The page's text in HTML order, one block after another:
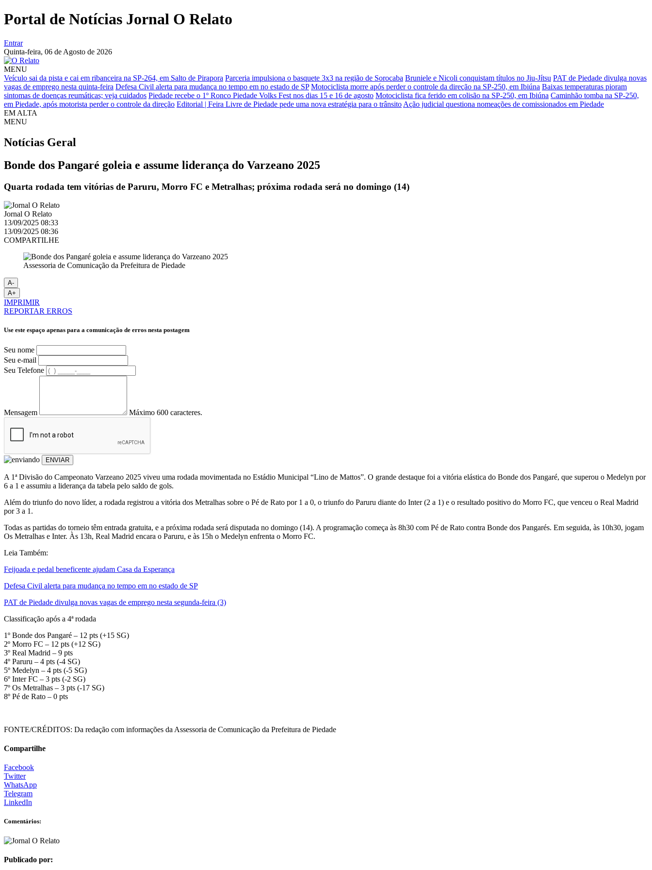
Portal de Notícias Jornal O Relato
Entrar
Quinta-feira, 06 de Agosto de 2026
MENU
Veículo sai da pista e cai em ribanceira na SP-264, em Salto de Pirapora Parceria impulsiona o basquete 3x3 na região de Sorocaba Bruniele e Nicoli conquistam títulos no Jiu-Jítsu PAT de Piedade divulga novas
vagas de emprego nesta quinta-feira Defesa Civil alerta para mudança no tempo em no estado de SP Motociclista morre após perder o controle da direção na SP-250, em Ibiúna Baixas temperaturas pioram
sintomas de doenças reumáticas; veja cuidados Piedade recebe o 1º Ronco Piedade Volks Fest nos dias 15 e 16 de agosto Motociclista fica ferido em colisão na SP-250, em Ibiúna Caminhão tomba na SP-250,
em Piedade, após motorista perder o controle da direção Editorial | Feira Livre de Piedade pede uma nova estratégia para o trânsito Ação judicial questiona nomeações de comissionados em Piedade
EM ALTA
MENU
Notícias Geral
Bonde dos Pangaré goleia e assume liderança do Varzeano 2025
Quarta rodada tem vitórias de Paruru, Morro FC e Metralhas; próxima rodada será no domingo (14)
Jornal O Relato
13/09/2025 08:33
13/09/2025 08:36
COMPARTILHE
Assessoria de Comunicação da Prefeitura de Piedade
A-
A+
IMPRIMIR
REPORTAR ERROS
Use este espaço apenas para a comunicação de erros nesta postagem
Seu nome
Seu e-mail
Seu Telefone
Mensagem Máximo 600 caracteres.
ENVIAR
A 1ª Divisão do Campeonato Varzeano 2025 viveu uma rodada movimentada no Estádio Municipal “Lino de Mattos”. O grande destaque foi a vitória elástica do Bonde dos Pangaré, que superou o Medelyn por
6 a 1 e assumiu a liderança da tabela pelo saldo de gols.
Além do triunfo do novo líder, a rodada registrou a vitória dos Metralhas sobre o Pé de Rato por 1 a 0, o triunfo do Paruru diante do Inter (2 a 1) e o resultado positivo do Morro FC, que venceu o Real Madrid
por 3 a 1.
Todas as partidas do torneio têm entrada gratuita, e a próxima rodada será disputada no domingo (14). A programação começa às 8h30 com Pé de Rato contra Bonde dos Pangarés. Em seguida, às 10h30, jogam
Os Metralhas e Inter. Às 13h, Real Madrid encara o Paruru, e às 15h o Medelyn enfrenta o Morro FC.
Leia Também:
Feijoada e pedal beneficente ajudam Casa da Esperança
Defesa Civil alerta para mudança no tempo em no estado de SP
PAT de Piedade divulga novas vagas de emprego nesta segunda-feira (3)
Classificação após a 4ª rodada
1º Bonde dos Pangaré – 12 pts (+15 SG)
2º Morro FC – 12 pts (+12 SG)
3º Real Madrid – 9 pts
4º Paruru – 4 pts (-4 SG)
5º Medelyn – 4 pts (-5 SG)
6º Inter FC – 3 pts (-2 SG)
7º Os Metralhas – 3 pts (-17 SG)
8º Pé de Rato – 0 pts
FONTE/CRÉDITOS: Da redação com informações da Assessoria de Comunicação da Prefeitura de Piedade
Compartilhe
Facebook
Twitter
WhatsApp
Telegram
LinkedIn
Comentários:
Publicado por: